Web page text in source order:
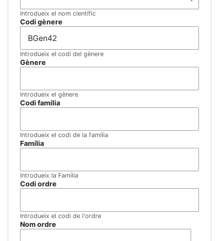
Introdueix el nom científic
Codi gènere
Introdueix el codi del gènere
Gènere
Introdueix el gènere
Codi família
Introdueix el codi de la família
Família
Introdueix la Família
Codi ordre
Introdueix el codi de l'ordre
Nom ordre